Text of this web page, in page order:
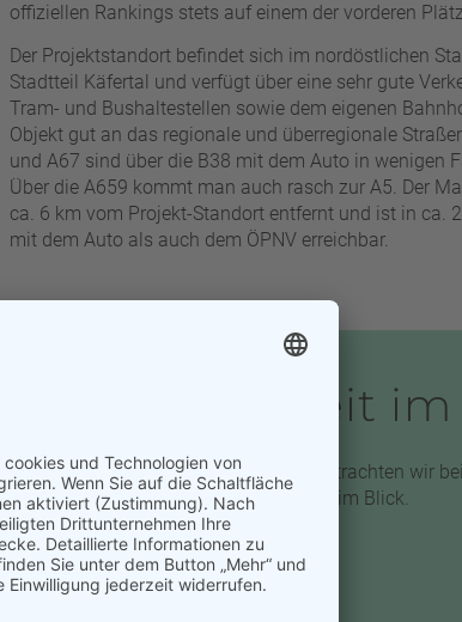
offiziellen Rankings stets auf einem der vorderen
Der Projektstandort befindet sich im nordöstlichen
Stadtteil Käfertal und verfügt über eine sehr gute
Tram- und Bushaltestellen sowie dem eigenen
Objekt gut an das regionale und überregionale
und A67 sind über die B38 mit dem Auto in wenigen
Über die A659 kommt man auch rasch zur A5. Der
ca. 6 km vom Projekt-Standort entfernt und ist in ca.
mit dem Auto als auch dem ÖPNV erreichbar.
Nachhaltigkeit
Wie nachhaltig eine Immobilie ist, betrachten wir
genau – und behalten es fortlaufend im Blick.
mehr erfahren